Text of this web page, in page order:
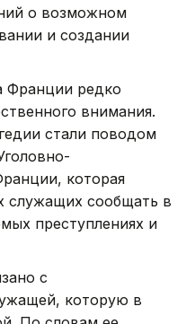
о возможном
и создании
Франции редко
внимания.
стали поводом
которая
служащих сообщать в
преступлениях и
с
которую в